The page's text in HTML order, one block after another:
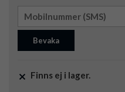
Bevaka
Finns ej i lager.